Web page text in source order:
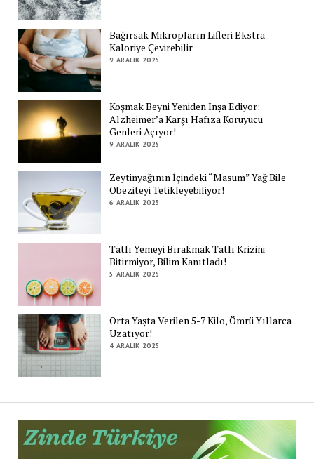
Bağırsak Mikropların Lifleri Ekstra
Kaloriye Çevirebilir
9 ARALIK 2025
Koşmak Beyni Yeniden İnşa Ediyor:
Alzheimer’a Karşı Hafıza Koruyucu
Genleri Açıyor!
9 ARALIK 2025
Zeytinyağının İçindeki “Masum” Yağ Bile
Obeziteyi Tetikleyebiliyor!
6 ARALIK 2025
Tatlı Yemeyi Bırakmak Tatlı Krizini
Bitirmiyor, Bilim Kanıtladı!
5 ARALIK 2025
Orta Yaşta Verilen 5-7 Kilo, Ömrü Yıllarca
Uzatıyor!
4 ARALIK 2025